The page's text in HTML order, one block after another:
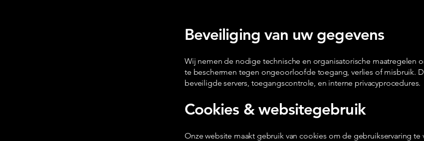
Beveiliging van uw gegevens
Wij nemen de nodige technische en organisatorische maatregelen
te beschermen tegen ongeoorloofde toegang, verlies of misbruik.
beveiligde servers, toegangscontrole, en interne privacyprocedures.
Cookies & websitegebruik
Onze website maakt gebruik van cookies om de gebruikservaring te